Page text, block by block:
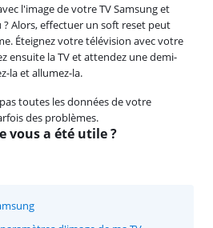
l'image de votre TV Samsung et
Alors, effectuer un soft reset peut
Éteignez votre télévision avec votre
ensuite la TV et attendez une demi-
la et allumez-la.
toutes les données de votre
des problèmes.
vous a été utile ?